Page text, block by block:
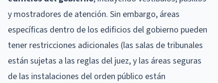
y mostradores de atención. Sin embargo, áreas
específicas dentro de los edificios del gobierno pueden
tener restricciones adicionales (las salas de tribunales
están sujetas a las reglas del juez, y las áreas seguras
de las instalaciones del orden público están